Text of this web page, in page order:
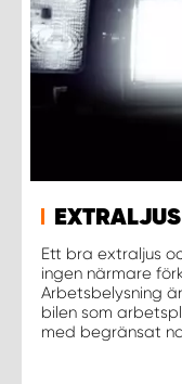
Ett bra extraljus
ingen närmare
Arbetsbelysning
bilen som
med begränsat